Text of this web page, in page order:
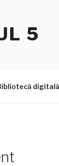
5
digitală